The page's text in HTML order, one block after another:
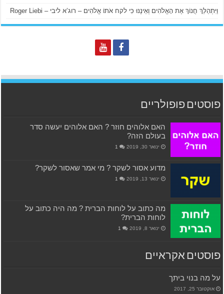
וַיִּתְהַלֵּךְ חֲנוֹךְ אֶת הָאֱלֹהִים וְאֵינֶנּוּ כִּי לקח אֹתוֹ אֱלֹהִים – רוג’א ליבי – Roger Liebi
פוסטים פופולריים
האם אלוהים חוזר ? האם אלוהים יעשה סדר
בעולם הזה?
ינואר 30, 2019 1
מדוע אסור לשקר ? מי אמר שאסור לשקר?
ינואר 13, 2019 1
מה כתוב על לוחות הברית ? מה היה כתוב על
לוחות הברית?
ינואר 8, 2019 1
פוסטים אקראיים
על מה בנוי ביתך
אוקטובר 25, 2017